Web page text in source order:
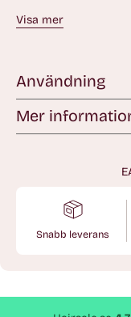
Visa mer
Användning
Mer
Snabb leverans
produkt